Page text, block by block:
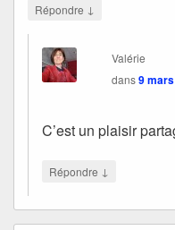
Répondre ↓
Valérie
dans9
C’est un plaisir
Répondre ↓